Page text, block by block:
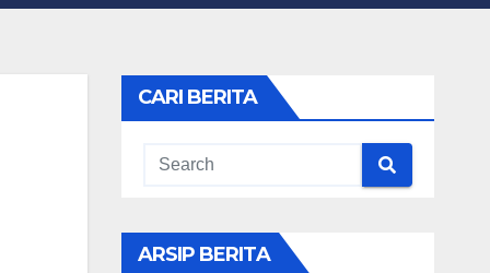
CARI BERITA
ARSIP BERITA